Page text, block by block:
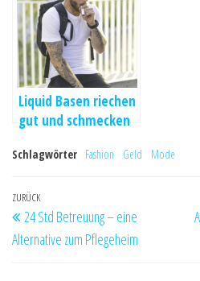
Liquid Basen riechen
gut und schmecken
Schlagwörter Fashion Geld Mode
Beitragsnavigation
Vorheriger
Beitrag
ZURÜCK
24 Std Betreuung – eine
Alternative zum Pflegeheim